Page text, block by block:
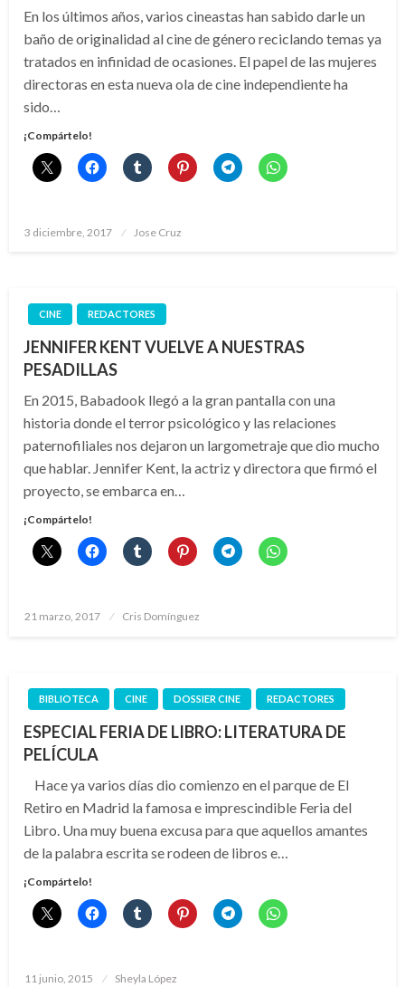
En los últimos años, varios cineastas han sabido darle un
baño de originalidad al cine de género reciclando temas ya
tratados en infinidad de ocasiones. El papel de las mujeres
directoras en esta nueva ola de cine independiente ha
sido…
¡Compártelo!
Publicado
3 diciembre, 2017 Jose Cruz
CINE REDACTORES
JENNIFER KENT VUELVE A NUESTRAS
PESADILLAS
En 2015, Babadook llegó a la gran pantalla con una
historia donde el terror psicológico y las relaciones
paternofiliales nos dejaron un largometraje que dio mucho
que hablar. Jennifer Kent, la actriz y directora que firmó el
proyecto, se embarca en…
¡Compártelo!
Publicado
21 marzo, 2017 Cris Domínguez
BIBLIOTECA CINE DOSSIER CINE REDACTORES
ESPECIAL FERIA DE LIBRO: LITERATURA DE
PELÍCULA
Hace ya varios días dio comienzo en el parque de El
Retiro en Madrid la famosa e imprescindible Feria del
Libro. Una muy buena excusa para que aquellos amantes
de la palabra escrita se rodeen de libros e…
¡Compártelo!
Publicado
11 junio, 2015 Sheyla López